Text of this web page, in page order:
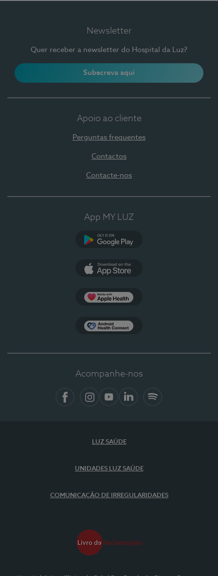
Newsletter
Quer receber a newsletter do Hospital da Luz?
Subscreva aqui
Apoio ao cliente
Perguntas frequentes
Contactos
Contacte-nos
App MY LUZ
Acompanhe-nos
LUZ SAÚDE
UNIDADES LUZ SAÚDE
COMUNICAÇÃO DE IRREGULARIDADES